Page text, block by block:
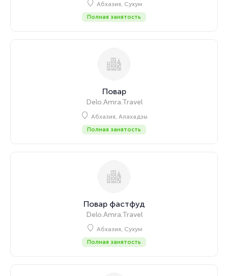
Абхазия, Сухум
Полная занятость
Повар
Delo.Amra.Travel
Абхазия, Алахадзы
Полная занятость
Повар фастфуд
Delo.Amra.Travel
Абхазия, Сухум
Полная занятость